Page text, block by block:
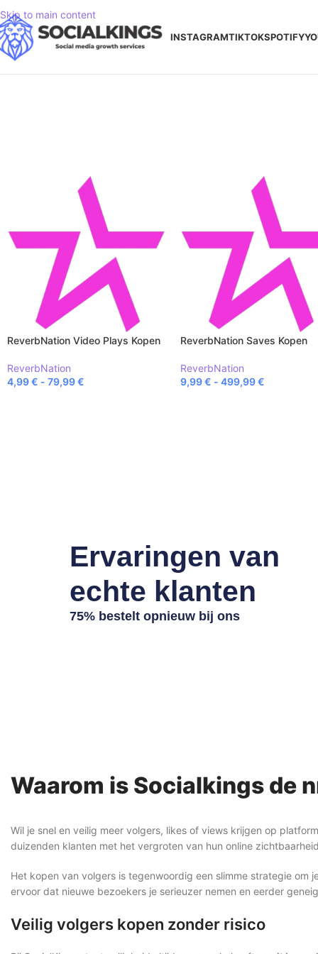
Skip to main content
INSTAGRAMTIKTOKSPOTIFY
ReverbNation Video Plays Kopen
ReverbNation
4,99€ - 79,99€
ReverbNation Saves Kopen
ReverbNation
9,99€ - 499,99€
Ervaringen van
echte klanten
75% bestelt opnieuw bij ons
Waarom is Socialkings de
Wil je snel en veilig meer volgers, likes of views krijgen op
duizenden klanten met het vergroten van hun online
Het kopen van volgers is tegenwoordig een slimme strategie
ervoor dat nieuwe bezoekers je serieuzer nemen en eerder
Veilig volgers kopen zonder risico